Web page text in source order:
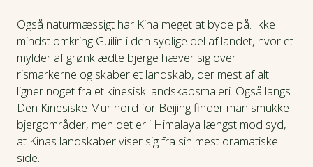
Også naturmæssigt har Kina meget at byde på. Ikke
mindst omkring Guilin i den sydlige del af landet, hvor et
mylder af grønklædte bjerge hæver sig over
rismarkerne og skaber et landskab, der mest af alt
ligner noget fra et kinesisk landskabsmaleri. Også langs
Den Kinesiske Mur nord for Beijing finder man smukke
bjergområder, men det er i Himalaya længst mod syd,
at Kinas landskaber viser sig fra sin mest dramatiske
side.